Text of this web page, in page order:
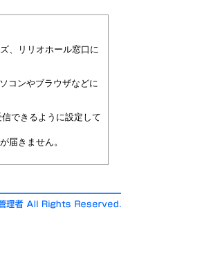
、リリオホール窓口に
コンやブラウザなどに
できるように設定して
届きません。